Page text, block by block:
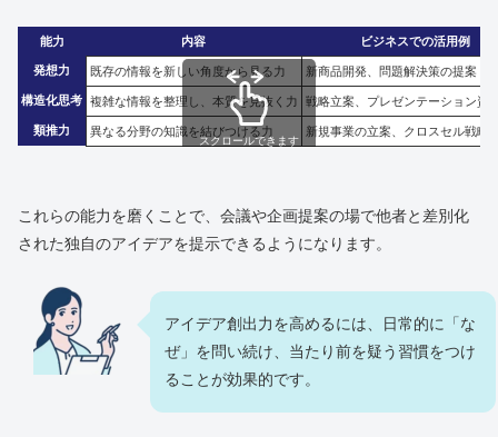
能力 内容 ビジネスでの活用例
発想力 既存の情報を新しい角度から見る力 新商品開発、問題解決策の提案
構造化思考 複雑な情報を整理し、本質を見抜く力 戦略立案、プレゼンテーション資
類推力 異なる分野の知識を結びつける力 新規事業の立案、クロスセル戦略
スクロールできます
これらの能力を磨くことで、会議や企画提案の場で他者と差別化
された独自のアイデアを提示できるようになります。
アイデア創出力を高めるには、日常的に「な
ぜ」を問い続け、当たり前を疑う習慣をつけ
ることが効果的です。